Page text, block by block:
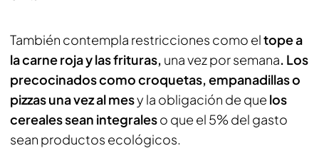
También contempla restricciones como eltope a
la carne roja y las frituras, una vez por semana. Los
precocinados como croquetas, empanadillas o
pizzas una vez al mesy la obligación de que los
cereales sean integraleso que el 5% del gasto
sean productos ecológicos.